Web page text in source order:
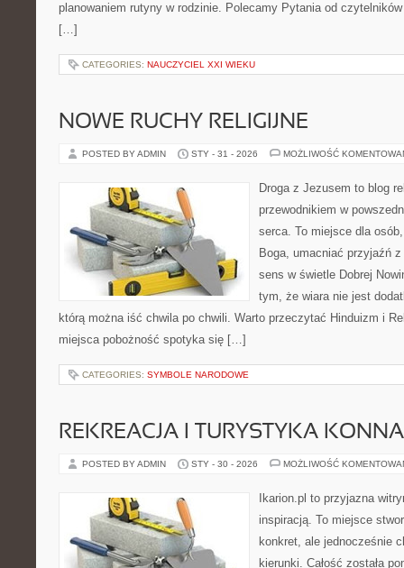
planowaniem rutyny w rodzinie. Polecamy Pytania od
[…]
CATEGORIES: NAUCZYCIEL XXI WIEKU
NOWE RUCHY RELIGIJNE
POSTED BY ADMIN STY - 31 - 2026 MOŻLIWOŚĆ
Droga z Jezusem to blog
przewodnikiem w
serca. To miejsce dla
Boga, umacniać przyjaźń
sens w świetle Dobrej
tym, że wiara nie jest
którą można iść chwila po chwili. Warto przeczytać Hinduizm i
miejsca pobożność spotyka się […]
CATEGORIES: SYMBOLE NARODOWE
REKREACJA I TURYSTYKA KONNA
POSTED BY ADMIN STY - 30 - 2026 MOŻLIWOŚĆ
Ikarion.pl to przyjazna
inspiracją. To miejsce
konkret, ale jednocześnie
kierunki. Całość została